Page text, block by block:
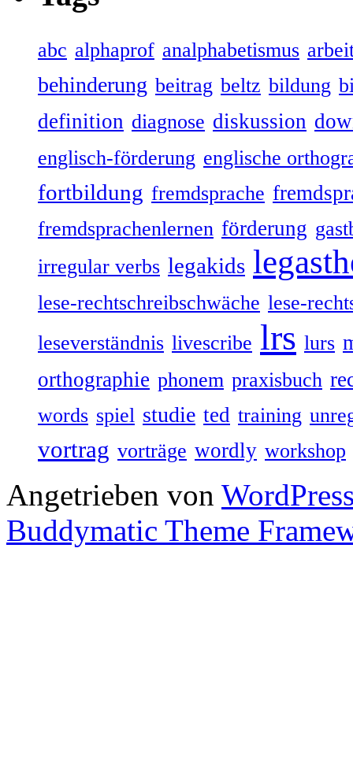
abc alphaprof analphabetismus
behinderung beitrag beltz bildung
definition diagnose diskussion
englisch-förderung englische
fortbildung fremdsprache
fremdsprachenlernen förderung
irregular verbs legakids
lese-rechtschreibschwäche lese-
leseverständnis livescribe lrs lurs
orthographie phonem praxisbuch
words spiel studie ted training
vortrag vorträge wordly workshop
Angetrieben von
Buddymatic Theme